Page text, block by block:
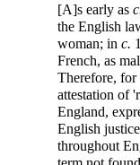
[A]s early as
the English
woman; in c.
French, as
Therefore,
attestation of
England,
English
throughout